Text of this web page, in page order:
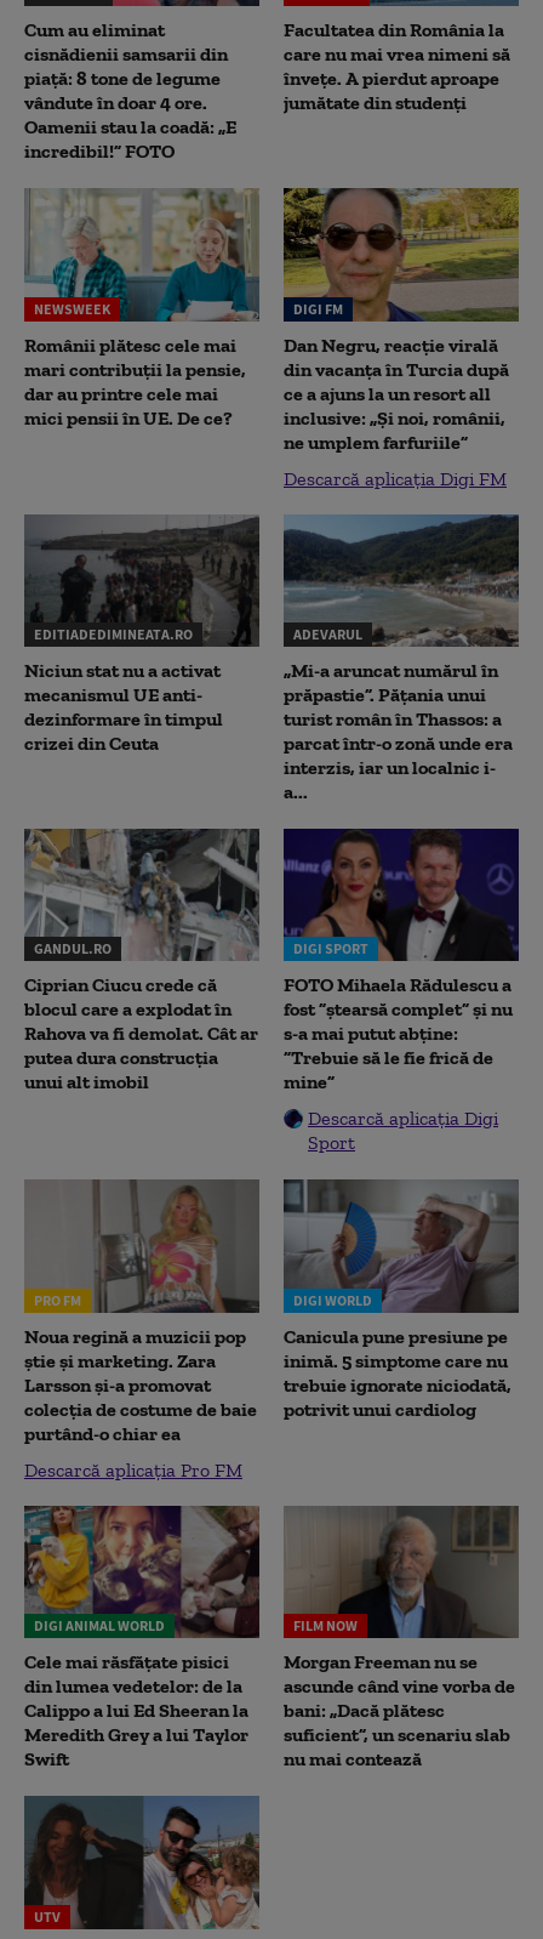
Cum au eliminat
cisnădienii samsarii din
piață: 8 tone de legume
vândute în doar 4 ore.
Oamenii stau la coadă: „E
incredibil!” FOTO
Facultatea din România la
care nu mai vrea nimeni să
înveţe. A pierdut aproape
jumătate din studenţi
NEWSWEEK
Românii plătesc cele mai
mari contribuții la pensie,
dar au printre cele mai
mici pensii în UE. De ce?
DIGI FM
Dan Negru, reacție virală
din vacanța în Turcia după
ce a ajuns la un resort all
inclusive: „Și noi, românii,
ne umplem farfuriile”
Descarcă aplicația Digi FM
EDITIADEDIMINEATA.RO
Niciun stat nu a activat
mecanismul UE anti-
dezinformare în timpul
crizei din Ceuta
ADEVARUL
„Mi-a aruncat numărul în
prăpastie”. Pățania unui
turist român în Thassos: a
parcat într-o zonă unde era
interzis, iar un localnic i-
a...
GANDUL.RO
Ciprian Ciucu crede că
blocul care a explodat în
Rahova va fi demolat. Cât ar
putea dura construcția
unui alt imobil
DIGI SPORT
FOTO Mihaela Rădulescu a
fost ”ștearsă complet” și nu
s-a mai putut abține:
”Trebuie să le fie frică de
mine”
Descarcă aplicația Digi
Sport
PRO FM
Noua regină a muzicii pop
știe și marketing. Zara
Larsson și-a promovat
colecția de costume de baie
purtând-o chiar ea
Descarcă aplicația Pro FM
DIGI WORLD
Canicula pune presiune pe
inimă. 5 simptome care nu
trebuie ignorate niciodată,
potrivit unui cardiolog
DIGI ANIMAL WORLD
Cele mai răsfățate pisici
din lumea vedetelor: de la
Calippo a lui Ed Sheeran la
Meredith Grey a lui Taylor
Swift
FILM NOW
Morgan Freeman nu se
ascunde când vine vorba de
bani: „Dacă plătesc
suficient”, un scenariu slab
nu mai contează
UTV